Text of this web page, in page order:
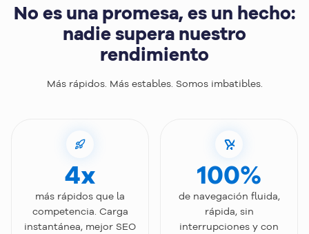
No es una promesa, es un hecho:
nadie supera nuestro
rendimiento
Más rápidos. Más estables. Somos imbatibles.
4x
más rápidos que la
competencia. Carga
instantánea, mejor SEO
100%
de navegación fluida,
rápida, sin
interrupciones y con